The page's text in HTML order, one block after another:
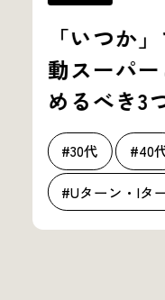
「いつか
動スーパ
めるべき3
#30代 #40
#Uターン・Iタ